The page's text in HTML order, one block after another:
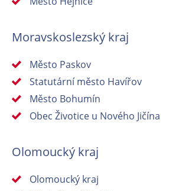
Moravskoslezský kraj
Město Paskov
Statutární město Havířov
Město Bohumín
Obec Životice u Nového Jičína
Olomoucký kraj
Olomoucký kraj